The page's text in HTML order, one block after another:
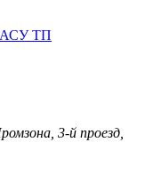
АСУ ТП
3-й проезд,